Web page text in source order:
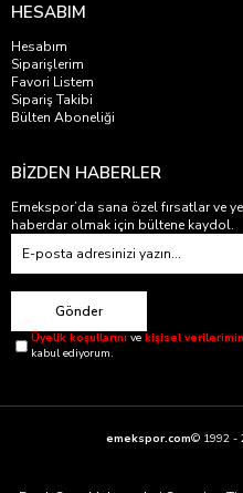
HESABIM
Hesabım
Siparişlerim
Favori Listem
Sipariş Takibi
Bülten Aboneliği
BİZDEN HABERLER
Emekspor’da sana özel fırsatlar ve
haberdar olmak için bültene kaydol.
Gönder
Üyelik koşullarını ve kişisel verilerimin
kabul ediyorum.
emekspor.com© 1992 -